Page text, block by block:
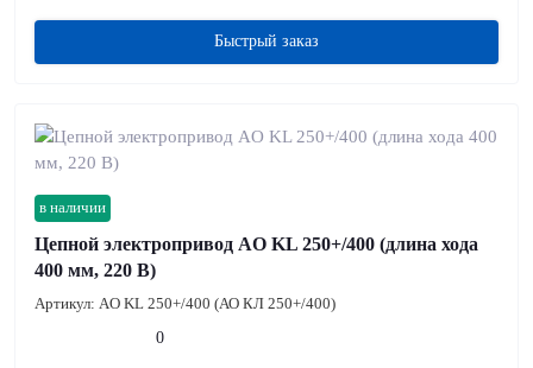
Быстрый заказ
в наличии
Цепной электропривод AO KL 250+/400 (длина хода
400 мм, 220 В)
Артикул: AO KL 250+/400 (АО КЛ 250+/400)
0